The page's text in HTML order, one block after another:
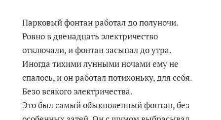
Парковый фонтан работал до полуночи.
Ровно в двенадцать электричество
отключали, и фонтан засыпал до утра.
Иногда тихими лунными ночами ему не
спалось, и он работал потихоньку, для себя.
Безо всякого электричества.
Это был самый обыкновенный фонтан, без